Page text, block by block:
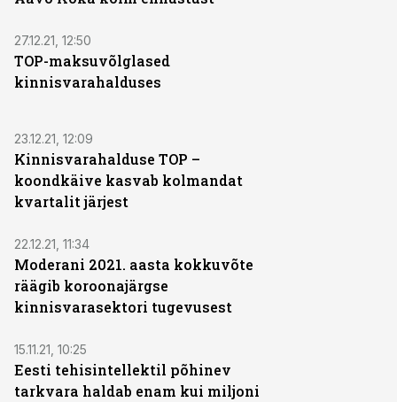
27.12.21, 12:50
TOP-maksuvõlglased
kinnisvarahalduses
23.12.21, 12:09
Kinnisvarahalduse TOP –
koondkäive kasvab kolmandat
kvartalit järjest
22.12.21, 11:34
Moderani 2021. aasta kokkuvõte
räägib koroonajärgse
kinnisvarasektori tugevusest
15.11.21, 10:25
Eesti tehisintellektil põhinev
tarkvara haldab enam kui miljoni